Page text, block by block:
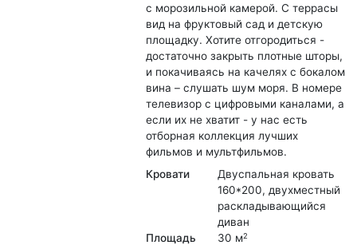
с морозильной камерой. С террасы
вид на фруктовый сад и детскую
площадку. Хотите отгородиться -
достаточно закрыть плотные шторы,
и покачиваясь на качелях с бокалом
вина – слушать шум моря. В номере
телевизор с цифровыми каналами, а
если их не хватит - у нас есть
отборная коллекция лучших
фильмов и мультфильмов.
Кровати
Двуспальная кровать
160*200, двухместный
раскладывающийся
диван
Площадь
30 м2